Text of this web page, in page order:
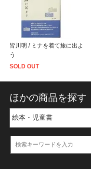
皆川明 / ミナを着て旅に出よ
う
SOLD OUT
ほかの商品を探す